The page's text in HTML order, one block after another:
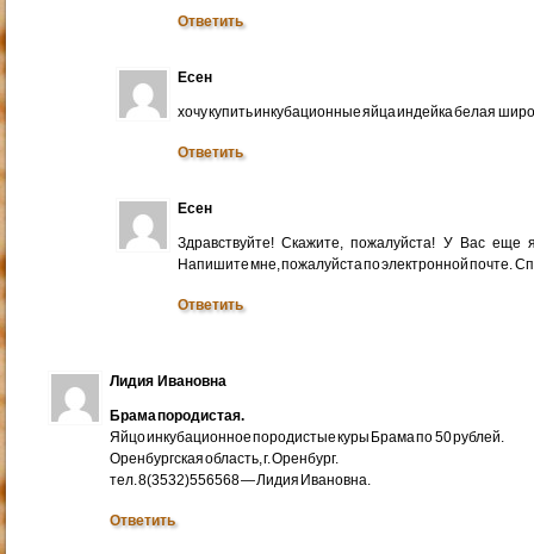
Ответить
Есен
хочу купить инкубационные яйца индейка белая
Ответить
Есен
Здравствуйте! Скажите, пожалуйста! У Вас еще
Напишите мне, пожалуйста по электронной почте.
Ответить
Лидия Ивановна
Брама породистая.
Яйцо инкубационное породистые куры Брама по 50 рублей.
Оренбургская область, г. Оренбург.
тел. 8(3532)556568 — Лидия Ивановна.
Ответить